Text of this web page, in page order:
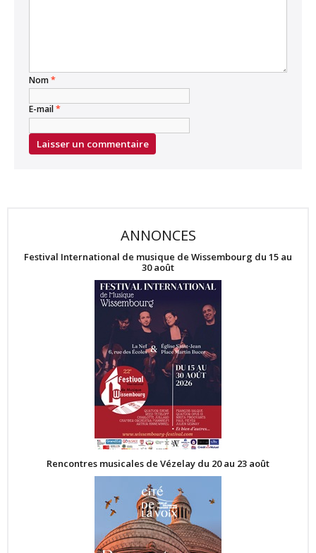
Nom*
E-mail*
ANNONCES
Festival International de musique de Wissembourg du 15 au
30 août
Rencontres musicales de Vézelay du 20 au 23 août